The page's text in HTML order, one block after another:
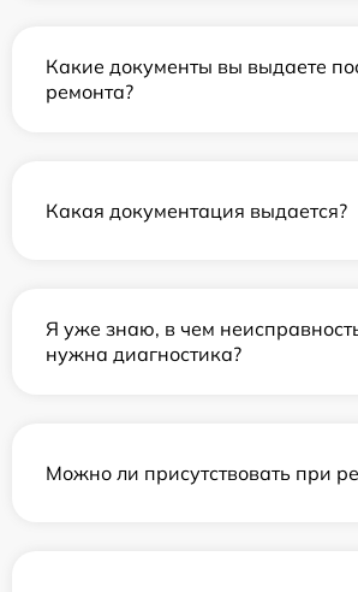
Какие документы вы выдаете
ремонта?
Какая документация выдается?
Я уже знаю, в чем
нужна диагностика?
Можно ли присутствовать при